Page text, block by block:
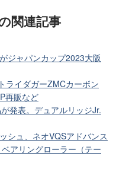
関連記事
ジャパンカップ2023大阪
ライダガーZMCカーボン
再販など
発表。デュアルリッジJr.
シュ、ネオVQSアドバンス
アリングローラー（テー